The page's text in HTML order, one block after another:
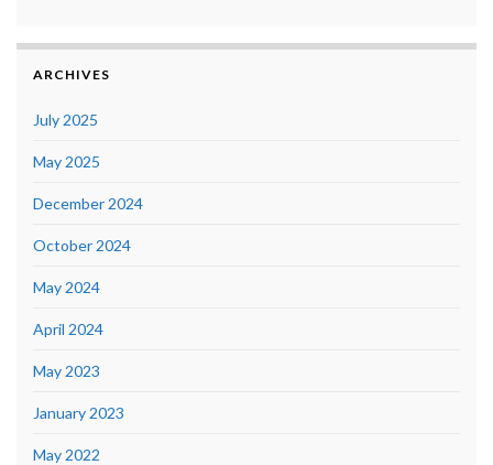
ARCHIVES
July 2025
May 2025
December 2024
October 2024
May 2024
April 2024
May 2023
January 2023
May 2022